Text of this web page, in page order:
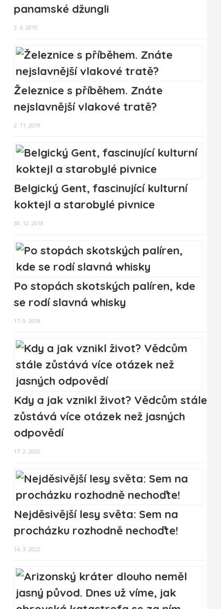
panamské džungli
3. 6. 2019
Železnice s příběhem. Znáte
nejslavnější vlakové tratě?
2. 11. 2019
Belgický Gent, fascinující kulturní
koktejl a starobylé pivnice
30. 12. 2018
Po stopách skotských palíren, kde
se rodí slavná whisky
17. 9. 2018
Kdy a jak vznikl život? Vědcům stále
zůstává více otázek než jasných
odpovědí
17. 2. 2020
Nejděsivější lesy světa: Sem na
procházku rozhodně nechoďte!
14. 3. 2022